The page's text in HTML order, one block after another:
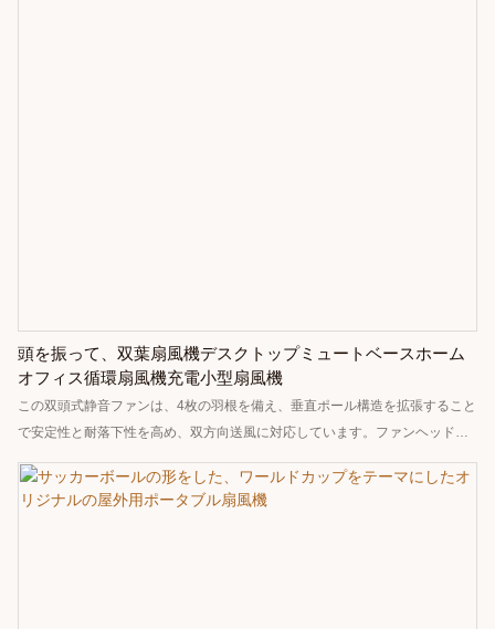
頭を振って、双葉扇風機デスクトップミュートベースホーム
オフィス循環扇風機充電小型扇風機
この双頭式静音ファンは、4枚の羽根を備え、垂直ポール構造を拡張すること
で安定性と耐落下性を高め、双方向送風に対応しています。ファンヘッドは
載。最大送風距離は4メートルで、家全体の空気循環を効果的に促進します。
また、3段階のナイトライトモードを搭載し、6000mAhの大容量バッテリー